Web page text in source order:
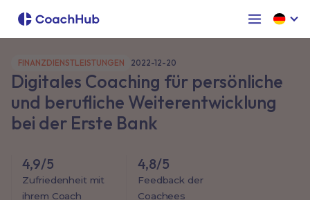
FINANZDIENSTLEISTUNGEN 2022-12-20
Digitales Coaching für persönliche
und berufliche Weiterentwicklung
bei der Erste Bank
4,9/5
Zufriedenheit mit
ihrem Coach
4,8/5
Feedback der
Coachees